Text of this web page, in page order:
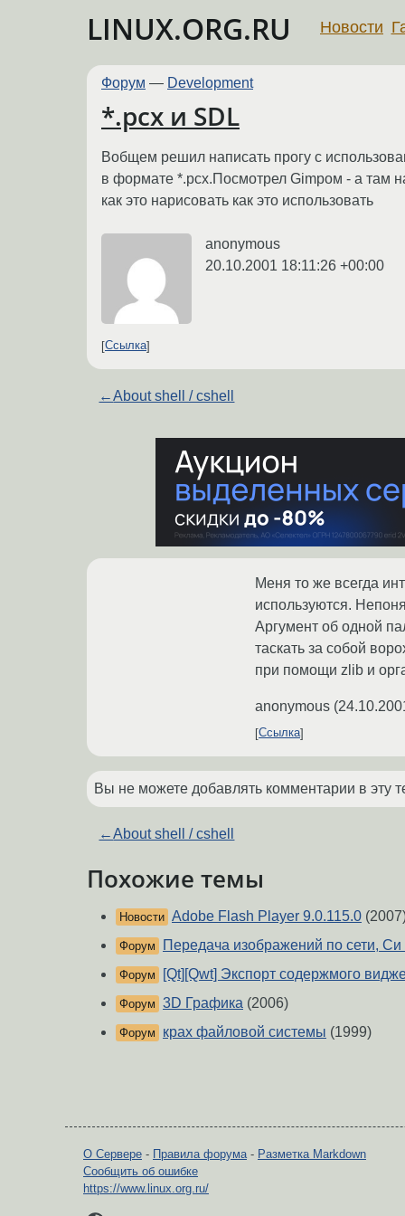
LINUX.ORG.RU Новости
Форум — Development
*.pcx и SDL
Вобщем решил написать прогу с
в формате *.pcx.Посмотрел Gimpoм - а там
как это нарисовать как это использовать
anonymous
20.10.2001 18:11:26 +00:00
Ссылка
←About shell / cshell
Меня то же всегда
используются.
Аргумент об одной
таскать за собой
при помощи zlib и
anonymous (
Ссылка
Вы не можете добавлять комментарии в эту
←About shell / cshell
Похожие темы
Новости Adobe Flash Player 9.0.115.0
Форум Передача изображений по сети, Си
Форум [Qt][Qwt] Экспорт содержмого
Форум 3D Графика (2006)
Форум крах файловой системы (1999)
О Сервере - Правила форума- Разметка Markdown
Сообщить об ошибке
https://www.linux.org.ru/